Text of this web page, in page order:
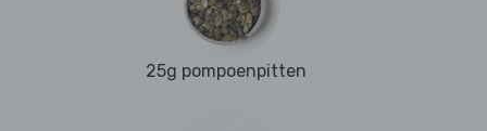
25g pompoenpitten